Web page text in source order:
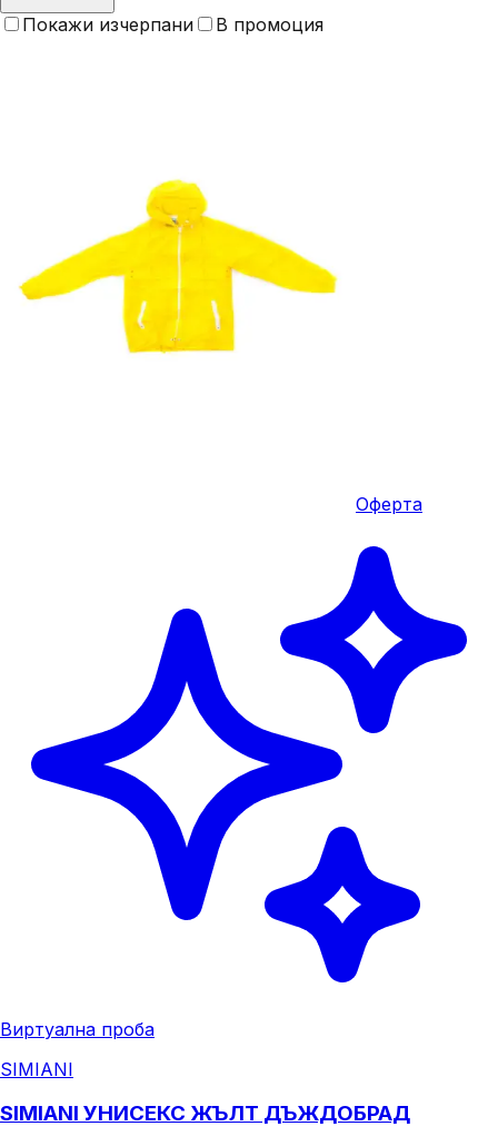
Покажи изчерпани В промоция
Оферта
Виртуална проба
SIMIANI
SIMIANI УНИСЕКС ЖЪЛТ ДЪЖДОБРАД